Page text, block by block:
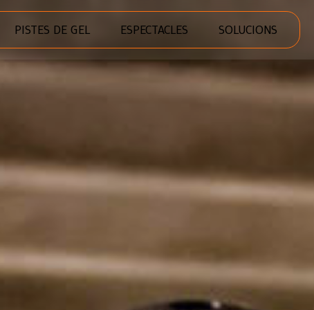
PISTES DE GEL ESPECTACLES SOLUCIONS